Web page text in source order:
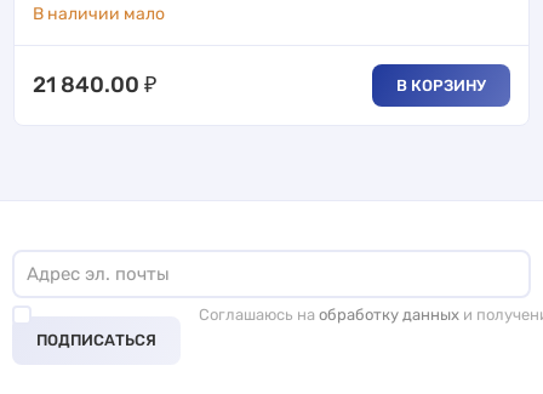
В наличии мало
21 840.00 ₽ В КОРЗИНУ
ПОДПИСАТЬСЯ
Соглашаюсь на обработку данных и